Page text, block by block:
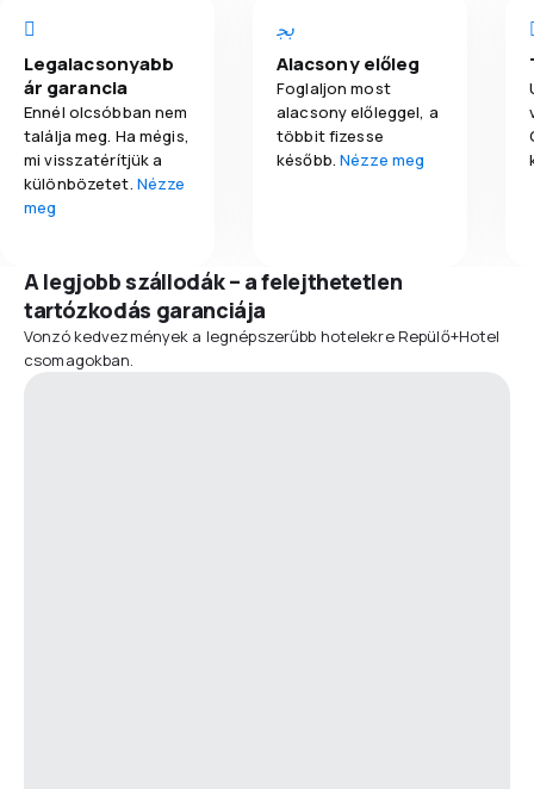
Legalacsonyabb
ár garancia
Ennél olcsóbban nem
találja meg. Ha mégis,
mi visszatérítjük a
különbözetet. Nézze
meg
Alacsony előleg
Foglaljon most
alacsony előleggel, a
többit fizesse
később.Nézze meg
A legjobb szállodák – a felejthetetlen
tartózkodás garanciája
Vonzó kedvezmények a legnépszerűbb hotelekre Repülő+Hotel
csomagokban.